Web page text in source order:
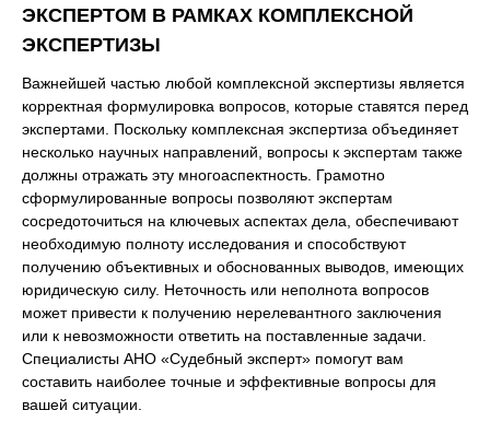
ЭКСПЕРТОМ В РАМКАХ КОМПЛЕКСНОЙ
ЭКСПЕРТИЗЫ
Важнейшей частью любой комплексной экспертизы является
корректная формулировка вопросов, которые ставятся перед
экспертами. Поскольку комплексная экспертиза объединяет
несколько научных направлений, вопросы к экспертам также
должны отражать эту многоаспектность. Грамотно
сформулированные вопросы позволяют экспертам
сосредоточиться на ключевых аспектах дела, обеспечивают
необходимую полноту исследования и способствуют
получению объективных и обоснованных выводов, имеющих
юридическую силу. Неточность или неполнота вопросов
может привести к получению нерелевантного заключения
или к невозможности ответить на поставленные задачи.
Специалисты АНО «Судебный эксперт» помогут вам
составить наиболее точные и эффективные вопросы для
вашей ситуации.